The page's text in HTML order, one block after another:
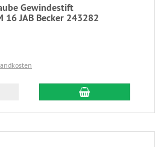
Gewindestift
16 JAB Becker 243282